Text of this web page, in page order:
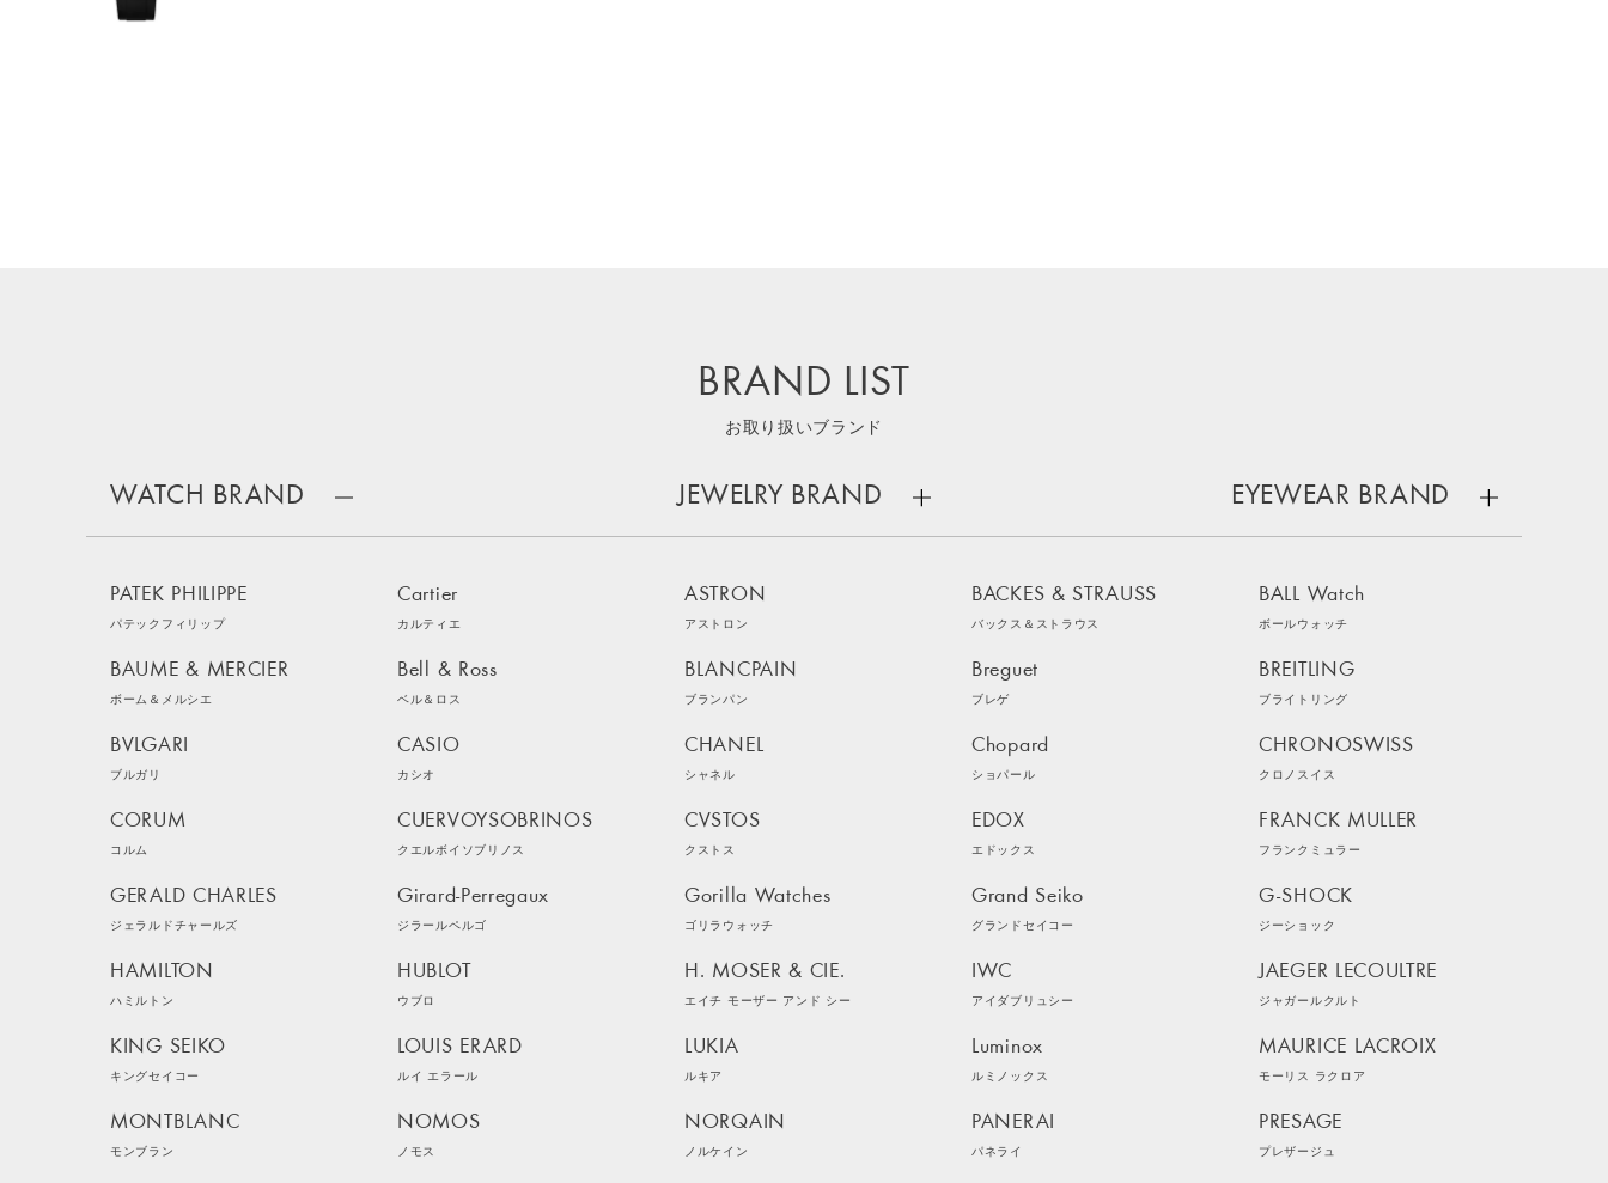
BRAND LIST
お取り扱いブランド
WATCH BRAND
PATEK PHILIPPE
パテックフィリップ
Cartier
カルティエ
ASTRON
アストロン
BACKES & STRAUSS
バックス＆ストラウス
BALL Watch
ボールウォッチ
BAUME & MERCIER
ボーム＆メルシエ
Bell & Ross
ベル＆ロス
BLANCPAIN
ブランパン
Breguet
ブレゲ
BREITLING
ブライトリング
BVLGARI
ブルガリ
CASIO
カシオ
CHANEL
シャネル
Chopard
ショパール
CHRONOSWISS
クロノスイス
CORUM
コルム
CUERVOYSOBRINOS
クエルボイソブリノス
CVSTOS
クストス
EDOX
エドックス
FRANCK MULLER
フランクミュラー
GERALD CHARLES
ジェラルドチャールズ
Girard-Perregaux
ジラールペルゴ
Gorilla Watches
ゴリラウォッチ
Grand Seiko
グランドセイコー
G-SHOCK
ジーショック
HAMILTON
ハミルトン
HUBLOT
ウブロ
H. MOSER & CIE.
エイチ モーザー アンド シー
IWC
アイダブリュシー
JAEGER LECOULTRE
ジャガールクルト
KING SEIKO
キングセイコー
LOUIS ERARD
ルイ エラール
LUKIA
ルキア
Luminox
ルミノックス
MAURICE LACROIX
モーリス ラクロア
MONTBLANC
モンブラン
NOMOS
ノモス
NORQAIN
ノルケイン
PANERAI
パネライ
PRESAGE
プレザージュ
JEWELRY BRAND EYEWEAR BRAND